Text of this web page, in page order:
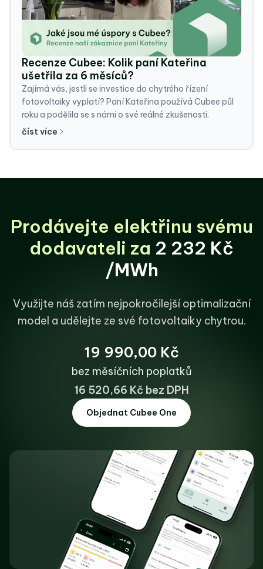
Recenze Cubee: Kolik paní Kateřina
ušetřila za 6 měsíců?
Zajímá vás, jestli se investice do chytrého řízení
fotovoltaiky vyplatí? Paní Kateřina používá Cubee půl
roku a podělila se s námi o své reálné zkušenosti.
číst více
Prodávejte elektřinu svému
dodavateli za 2 232 Kč
/MWh
Využijte náš zatím nejpokročilejší optimalizační
model a udělejte ze své fotovoltaiky chytrou.
19 990,00 Kč
bez měsíčních poplatků
16 520,66 Kč bez DPH
Objednat Cubee One